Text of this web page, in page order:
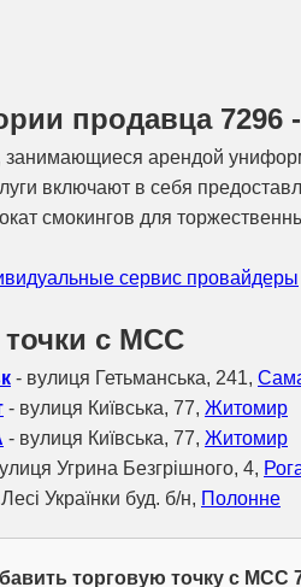
продавца
занимающиеся арендой
включают в себя
смокингов для
сервис провайдеры
с МСС
- вулиця Гетьманська, 241,
- вулиця Київська, 77, Житомир
- вулиця Київська, 77, Житомир
Угрина Безгрішного, 4,
Українки буд. б/н, Полонне
торговую точку с МСС